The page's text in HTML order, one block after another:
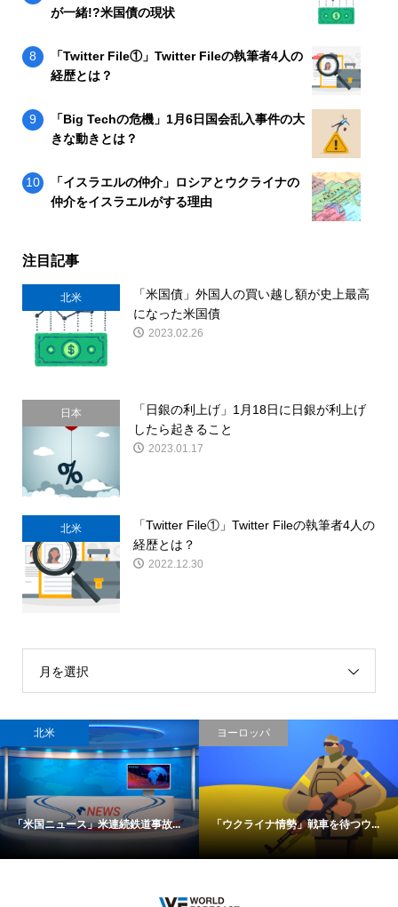
が一緒!?米国債の現状
「Twitter File①」Twitter Fileの執筆者4人の
経歴とは？
「Big Techの危機」1月6日国会乱入事件の大
きな動きとは？
「イスラエルの仲介」ロシアとウクライナの
仲介をイスラエルがする理由
注目記事
北米
「米国債」外国人の買い越し額が史上最高
になった米国債
2023.02.26
日本
「日銀の利上げ」1月18日に日銀が利上げ
したら起きること
2023.01.17
北米
「Twitter File①」Twitter Fileの執筆者4人の
経歴とは？
2022.12.30
月を選択
北米
「米国ニュース」米連続鉄道事故...
ヨーロッパ
「ウクライナ情勢」戦車を待つウ...